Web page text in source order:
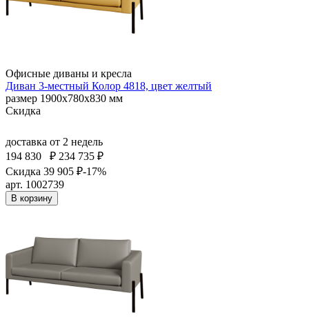
Офисные диваны и кресла
Диван 3-местный Колор 4818, цвет желтый
размер 1900х780х830 мм
Скидка
доставка от 2 недель
194 830
₽ 234 735 ₽
Скидка 39 905 ₽-17%
арт. 1002739
В корзину